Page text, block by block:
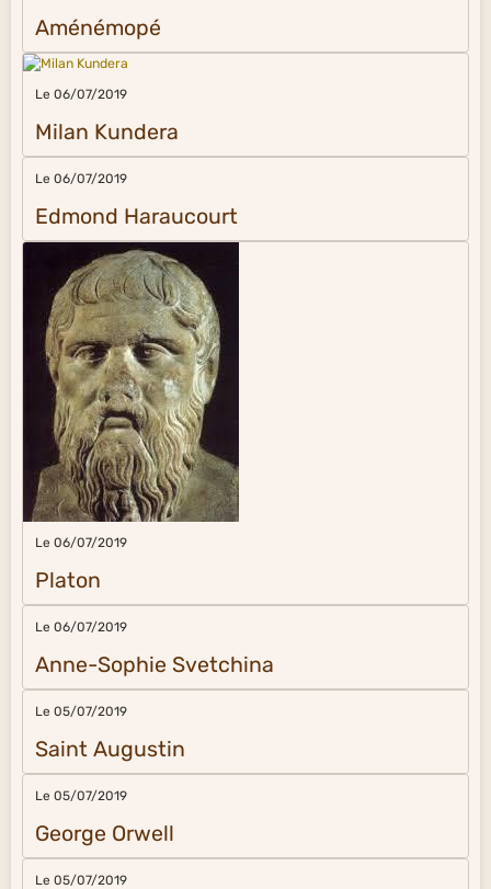
Aménémopé
Le 06/07/2019
Milan Kundera
Le 06/07/2019
Edmond Haraucourt
Le 06/07/2019
Platon
Le 06/07/2019
Anne-Sophie Svetchina
Le 05/07/2019
Saint Augustin
Le 05/07/2019
George Orwell
Le 05/07/2019